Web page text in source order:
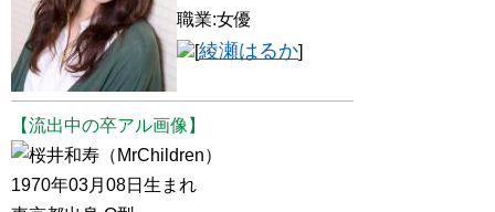
職業:女優
[綾瀬はるか]
【流出中の卒アル画像】
桜井和寿（MrChildren）
1970年03月08日生まれ